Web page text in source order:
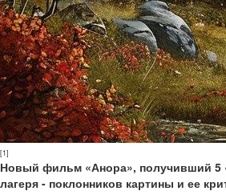
[1]
Новый фильм «Анора», получивший 5
лагеря - поклонников картины и ее